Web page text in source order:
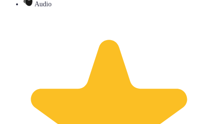
Audio